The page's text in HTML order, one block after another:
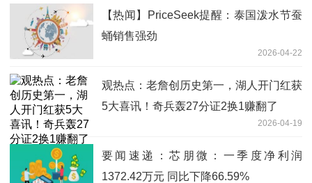
【热闻】PriceSeek提醒：泰国泼水节蚕
蛹销售强劲
2026-04-22
观热点：老詹创历史第一，湖人开门红获
5大喜讯！奇兵轰27分证2换1赚翻了
2026-04-19
要闻速递：芯朋微：一季度净利润
1372.42万元 同比下降66.59%